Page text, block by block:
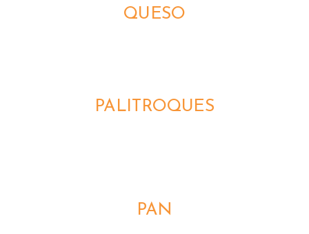
QUESO
PALITROQUES
PAN